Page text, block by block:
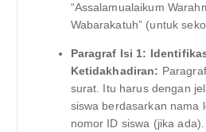
“Assalamualaikum
Wabarakatuh” (untuk
Paragraf Isi 1:
Ketidakhadiran:
surat. Itu harus dengan
siswa berdasarkan nama
nomor ID siswa (jika